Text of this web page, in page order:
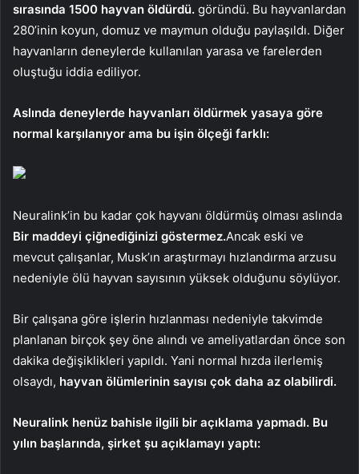
sırasında 1500 hayvan öldürdü. göründü. Bu hayvanlardan
280’inin koyun, domuz ve maymun olduğu paylaşıldı. Diğer
hayvanların deneylerde kullanılan yarasa ve farelerden
oluştuğu iddia ediliyor.
Aslında deneylerde hayvanları öldürmek yasaya göre
normal karşılanıyor ama bu işin ölçeği farklı:
Neuralink’in bu kadar çok hayvanı öldürmüş olması aslında
Bir maddeyi çiğnediğinizi göstermez.Ancak eski ve
mevcut çalışanlar, Musk’ın araştırmayı hızlandırma arzusu
nedeniyle ölü hayvan sayısının yüksek olduğunu söylüyor.
Bir çalışana göre işlerin hızlanması nedeniyle takvimde
planlanan birçok şey öne alındı ​​ve ameliyatlardan önce son
dakika değişiklikleri yapıldı. Yani normal hızda ilerlemiş
olsaydı, hayvan ölümlerinin sayısı çok daha az olabilirdi.
Neuralink henüz bahisle ilgili bir açıklama yapmadı. Bu
yılın başlarında, şirket şu açıklamayı yaptı: